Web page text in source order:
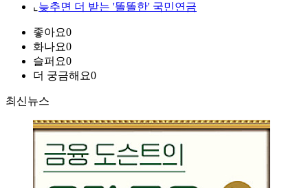
⌞ 늦추면 더 받는 '똘똘한' 국민연금
좋아요0
화나요0
슬퍼요0
더 궁금해요0
최신뉴스